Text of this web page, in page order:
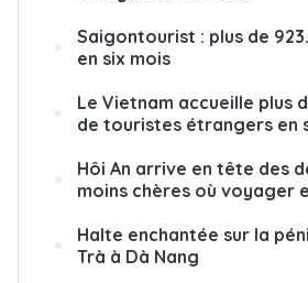
Le nombre de visiteurs
en forte hausse
Khanh Hoa mène de
attrayantes pour
Promouvoir le tourisme
auprès d’Allemands
Accroître la compétitivité
la région du Sud-Est